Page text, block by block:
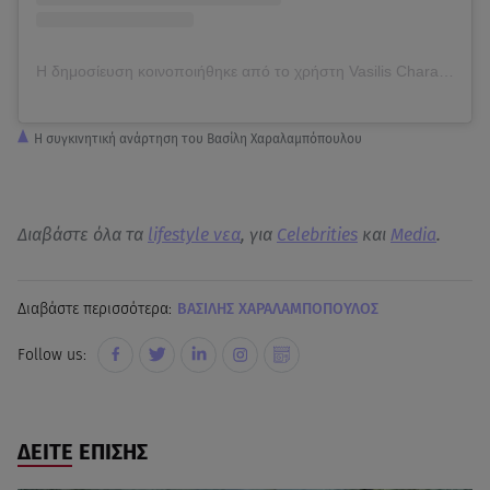
Η συγκινητική ανάρτηση του Βασίλη Χαραλαμπόπουλου
Διαβάστε όλα τα lifestyle νεα, για Celebrities και Media.
Διαβάστε περισσότερα: ΒΑΣΙΛΗΣ ΧΑΡΑΛΑΜΠΟΠΟΥΛΟΣ
Follow us:
ΔΕΙΤΕ ΕΠΙΣΗΣ